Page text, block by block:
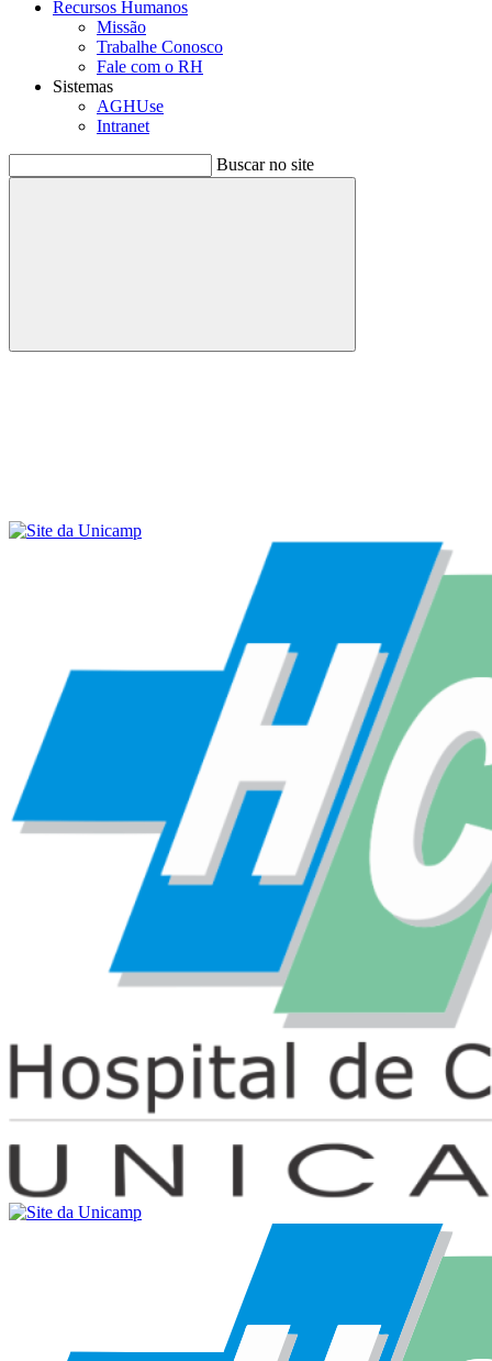
Recursos Humanos
Missão
Trabalhe Conosco
Fale com o RH
Sistemas
AGHUse
Intranet
Buscar no site
Buscar